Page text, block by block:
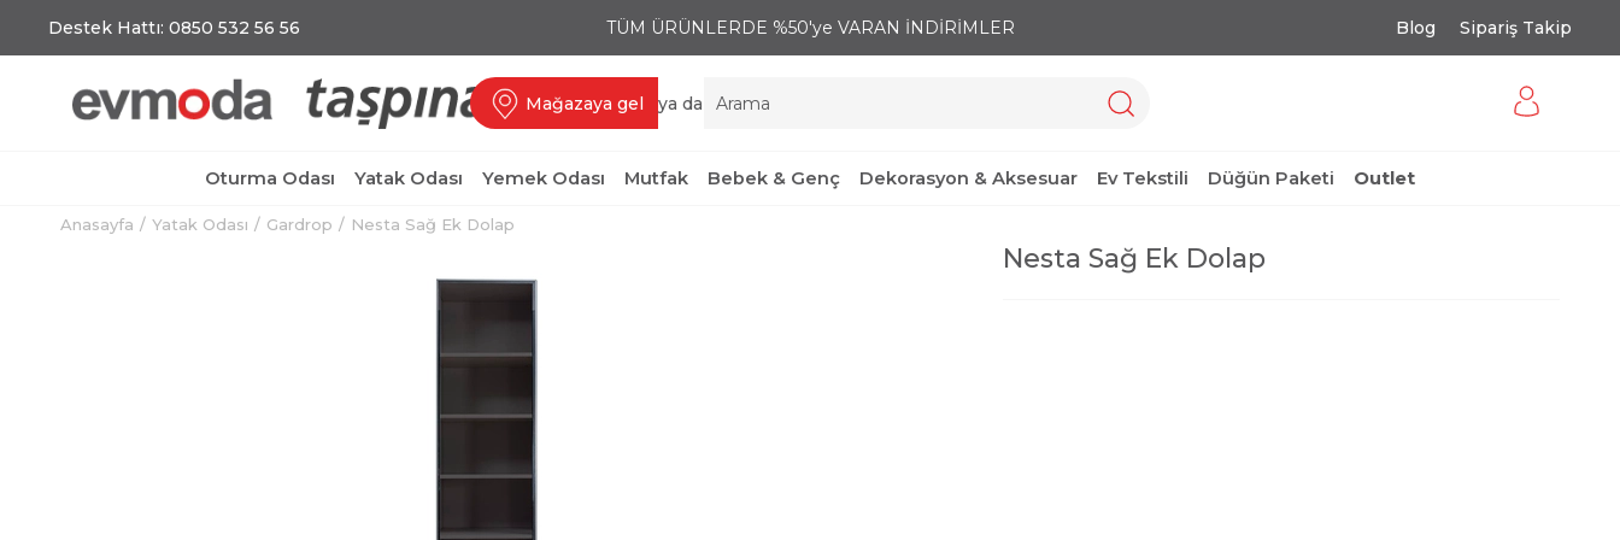
Destek Hattı: 0850 532 56 56 TÜM ÜRÜNLERDE %50'ye VARAN İNDİRİMLER Blog Sipariş Takip
Mağazaya gel ya da
Oturma Odası Yatak Odası Yemek Odası Mutfak Bebek & Genç Dekorasyon & Aksesuar Ev Tekstili Düğün Paketi Outlet
Anasayfa Yatak Odası Gardrop Nesta Sağ Ek Dolap
Nesta Sağ Ek Dolap